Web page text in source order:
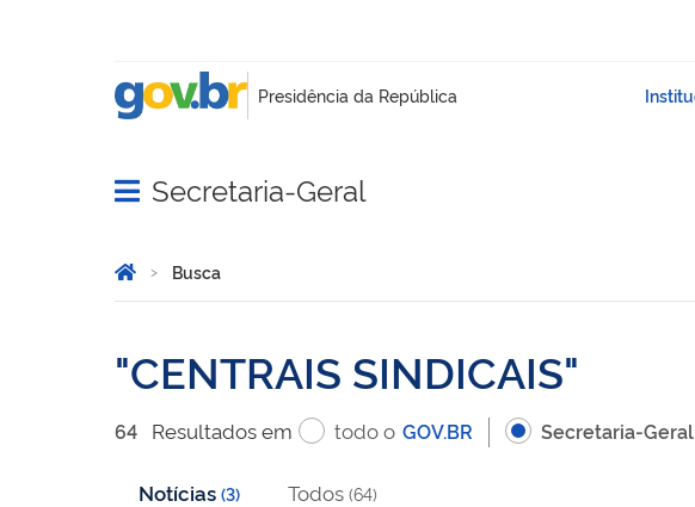
Abrir menu principal de navegação
Secretaria-Geral
Você está aqui:
Página Inicial
Busca
CENTRAIS SINDICAIS
64 Resultadosem todo o GOV.BR Secretaria-Geral
Notícias (3) Todos (64)